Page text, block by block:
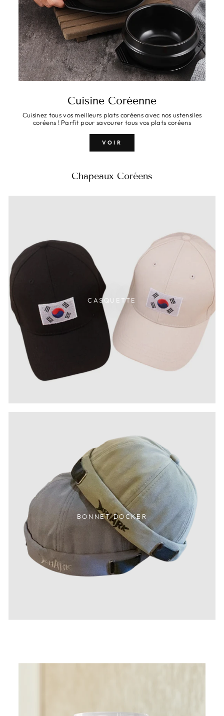
Cuisine Coréenne
Cuisinez tous vos meilleurs plats coréens avec nos ustensiles
coréens ! Parfit pour savourer tous vos plats coréens
VOIR
Chapeaux Coréens
CASQUETTE
BONNET DOCKER